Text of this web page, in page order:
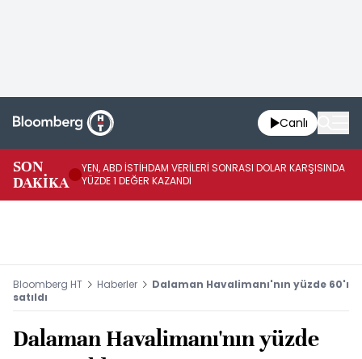
Canlı
SON
DAKİKA
YEN, ABD İSTİHDAM VERİLERİ SONRASI DOLAR KARŞISINDA
YÜZDE 1 DEĞER KAZANDI
Bloomberg HT Haberler
Dalaman Havalimanı'nın yüzde 60'ı
satıldı
Dalaman Havalimanı'nın yüzde